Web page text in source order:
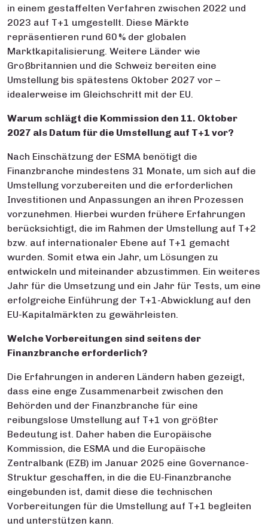
in einem gestaffelten Verfahren zwischen 2022 und
2023 auf T+1 umgestellt. Diese Märkte
repräsentieren rund 60 % der globalen
Marktkapitalisierung. Weitere Länder wie
Großbritannien und die Schweiz bereiten eine
Umstellung bis spätestens Oktober 2027 vor –
idealerweise im Gleichschritt mit der EU.
Warum schlägt die Kommission den 11. Oktober
2027 als Datum für die Umstellung auf T+1 vor?
Nach Einschätzung der ESMA benötigt die
Finanzbranche mindestens 31 Monate, um sich auf die
Umstellung vorzubereiten und die erforderlichen
Investitionen und Anpassungen an ihren Prozessen
vorzunehmen. Hierbei wurden frühere Erfahrungen
berücksichtigt, die im Rahmen der Umstellung auf T+2
bzw. auf internationaler Ebene auf T+1 gemacht
wurden. Somit etwa ein Jahr, um Lösungen zu
entwickeln und miteinander abzustimmen. Ein weiteres
Jahr für die Umsetzung und ein Jahr für Tests, um eine
erfolgreiche Einführung der T+1-Abwicklung auf den
EU-Kapitalmärkten zu gewährleisten.
Welche Vorbereitungen sind seitens der
Finanzbranche erforderlich?
Die Erfahrungen in anderen Ländern haben gezeigt,
dass eine enge Zusammenarbeit zwischen den
Behörden und der Finanzbranche für eine
reibungslose Umstellung auf T+1 von größter
Bedeutung ist. Daher haben die Europäische
Kommission, die ESMA und die Europäische
Zentralbank (EZB) im Januar 2025 eine Governance-
Struktur geschaffen, in die die EU-Finanzbranche
eingebunden ist, damit diese die technischen
Vorbereitungen für die Umstellung auf T+1 begleiten
und unterstützen kann.